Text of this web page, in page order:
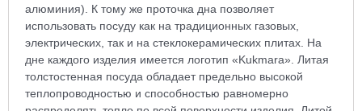
алюминия). К тому же проточка дна позволяет
использовать посуду как на традиционных газовых,
электрических, так и на стеклокерамических плитах. На
дне каждого изделия имеется логотип «Kukmara». Литая
толстостенная посуда обладает предельно высокой
теплопроводностью и способностью равномерно